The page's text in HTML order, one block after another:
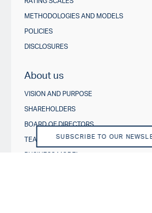
SUBSCRIBE TO OUR
METHODOLOGIES AND MODELS
POLICIES
DISCLOSURES
About us
VISION AND PURPOSE
SHAREHOLDERS
BOARD OF DIRECTORS
TEAM
BUSINESS MODEL